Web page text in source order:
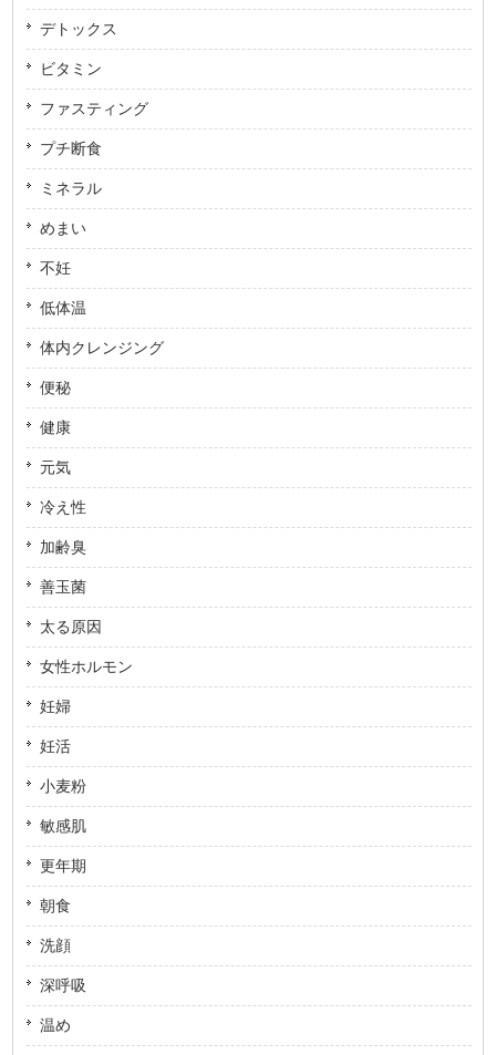
デトックス
ビタミン
ファスティング
プチ断食
ミネラル
めまい
不妊
低体温
体内クレンジング
便秘
健康
元気
冷え性
加齢臭
善玉菌
太る原因
女性ホルモン
妊婦
妊活
小麦粉
敏感肌
更年期
朝食
洗顔
深呼吸
温め